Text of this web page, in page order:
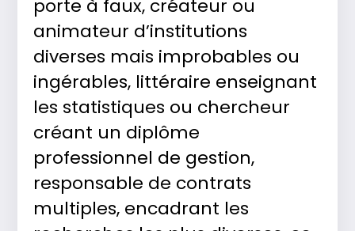
porte à faux, créateur ou
animateur d’institutions
diverses mais improbables ou
ingérables, littéraire enseignant
les statistiques ou chercheur
créant un diplôme
professionnel de gestion,
responsable de contrats
multiples, encadrant les